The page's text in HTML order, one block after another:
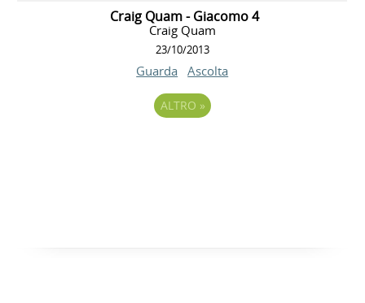
Craig Quam - Giacomo 4
Craig Quam
23/10/2013
Guarda Ascolta
ALTRO »